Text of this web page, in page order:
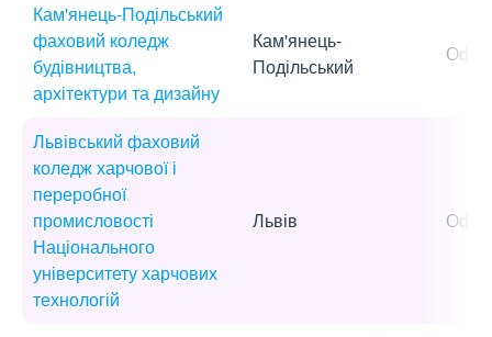
Кам'янець-Подільський
фаховий коледж
будівництва,
архітектури та дизайну
Кам'янець-
Подільський
Львівський фаховий
коледж харчової і
переробної
промисловості
Національного
університету харчових
технологій
Львів